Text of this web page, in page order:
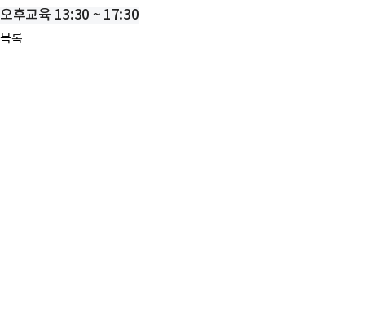
오후교육 13:30 ~ 17:30
목록